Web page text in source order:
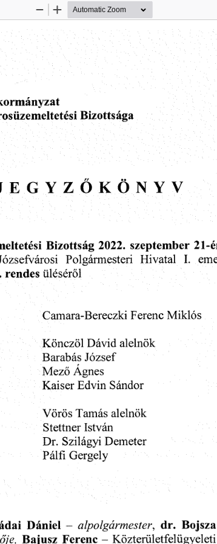
Zoom
Zoom
Bizottsága
Bizottság 2022. szeptember 21-
Polgármesteri Hivatal I.
rendes üléséről
Camara-Bereczki Ferenc Miklós
Könczöl Dávid alelnök
Barabás József
Mező Ágnes
Kaiser Edvin Sándor
Vörös Tamás alelnök
Stettner István
Dr. Szilágyi Demeter
Pálfí Gergely
Dániel - alpolgármester, dr. Bojsza
Bajusz Ferenc - Közterületfelügyeleti